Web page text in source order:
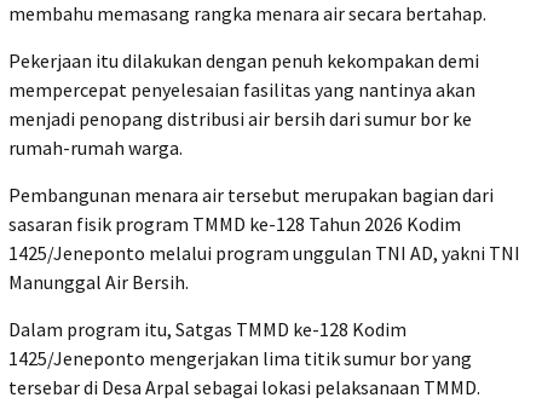
membahu memasang rangka menara air secara bertahap.
Pekerjaan itu dilakukan dengan penuh kekompakan demi
mempercepat penyelesaian fasilitas yang nantinya akan
menjadi penopang distribusi air bersih dari sumur bor ke
rumah-rumah warga.
Pembangunan menara air tersebut merupakan bagian dari
sasaran fisik program TMMD ke-128 Tahun 2026 Kodim
1425/Jeneponto melalui program unggulan TNI AD, yakni TNI
Manunggal Air Bersih.
Dalam program itu, Satgas TMMD ke-128 Kodim
1425/Jeneponto mengerjakan lima titik sumur bor yang
tersebar di Desa Arpal sebagai lokasi pelaksanaan TMMD.